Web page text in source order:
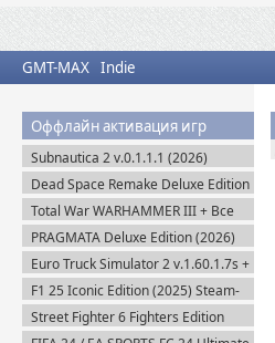
GMT-MAX Indie
Оффлайн активация игр
Subnautica 2 v.0.1.1.1 (2026)
Пиратка
Dead Space Remake Deluxe Edition
(2023) Пиратка
Total War WARHAMMER III + Все
DLC (2022-2025) Steam-Rip
PRAGMATA Deluxe Edition (2026)
Пиратка
Euro Truck Simulator 2 v.1.60.1.7s +
Все DLC (2012) Пиратка
F1 25 Iconic Edition (2025) Steam-
Rip
Street Fighter 6 Fighters Edition
(2023) Steam-Rip